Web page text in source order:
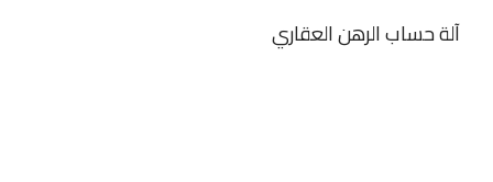
آلة حساب الرهن العقاري